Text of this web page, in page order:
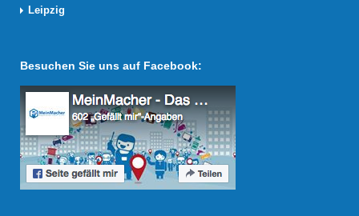
Leipzig
Besuchen Sie uns auf Facebook: